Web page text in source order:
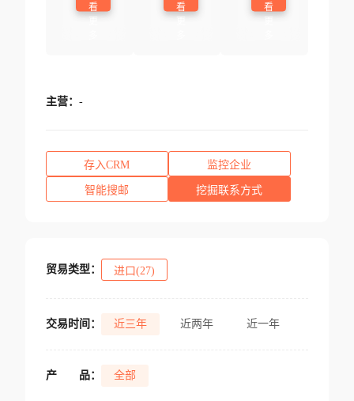
看
看
看
主营： -
存入CRM 监控企业
智能搜邮 挖掘联系方式
贸易类型： 进口(27)
交易时间： 近三年 近两年 近一年
产 品： 全部